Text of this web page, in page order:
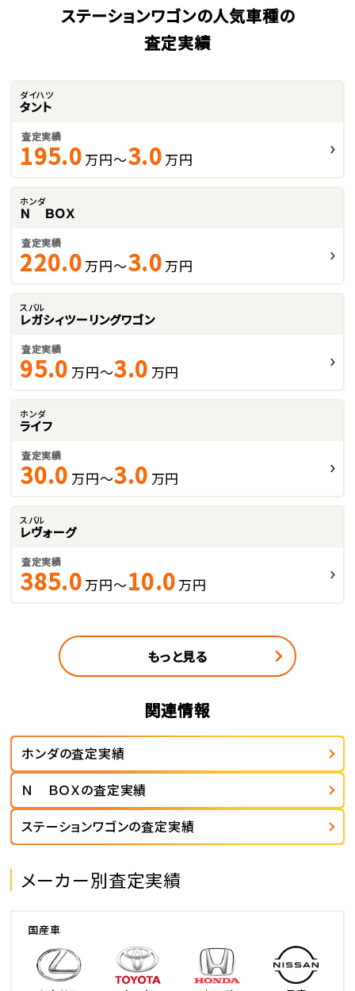
ステーションワゴンの人気車種の
査定実績
ダイハツ
タント
査定実績
195.0 万円～3.0 万円
ホンダ
Ｎ ＢＯＸ
査定実績
220.0 万円～3.0 万円
スバル
レガシィツーリングワゴン
査定実績
95.0 万円～3.0 万円
ホンダ
ライフ
査定実績
30.0 万円～3.0 万円
スバル
レヴォーグ
査定実績
385.0 万円～10.0 万円
もっと見る
関連情報
ホンダの査定実績
Ｎ ＢＯＸの査定実績
ステーションワゴンの査定実績
メーカー別査定実績
国産車